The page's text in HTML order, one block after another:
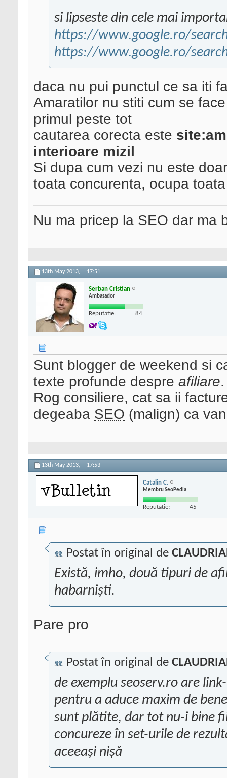
si lipseste din cele mai
https://www.google.ro/
https://www.google.ro/
daca nu pui punctul ce sa iti
Amaratilor nu stiti cum se
primul peste tot
cautarea corecta este
interioare mizil
Si dupa cum vezi nu este
toata concurenta, ocupa
Nu ma pricep la SEO dar ma
13th May 2013, 17:51
Serban Cristian
Ambasador
Reputatie: 84
Sunt blogger de weekend si
texte profunde despre afiliare.
Rog consiliere, cat sa ii
degeaba SEO (malign) ca
13th May 2013, 17:53
Catalin C.
Membru SeoPedia
Reputatie: 45
Postat în original de
Există, imho, două tipuri de
habarniști.
Pare pro
Postat în original de
de exemplu seoserv.ro are
pentru a aduce maxim de
sunt plătite, dar tot nu-i bine
concureze în set-urile de
aceeași nișă